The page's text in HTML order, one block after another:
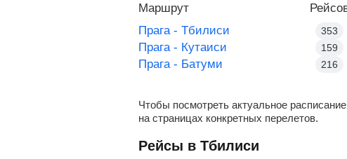
Маршрут
Прага - Тбилиси
353
Прага - Кутаиси 159
Прага - Батуми 216
Чтобы посмотреть актуальное
на страницах конкретных перелетов.
Рейсы в Тбилиси